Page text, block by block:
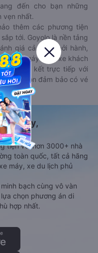
đến cho bạn những
vẹn nhất.
thêm các phương tiện
tới. Goyolo là nền tảng
giá cả, giờ khởi hành,
tiện máy bay, xe khách
liên kết trực tiếp với
hoả, luôn đảm bảo có vé
bay,
tiện với hơn 3000+ nhà
toàn quốc, tất cả hãng
máy, xe du lịch phủ
bạch cùng vô vàn
chọn phương án di
hợp nhất.